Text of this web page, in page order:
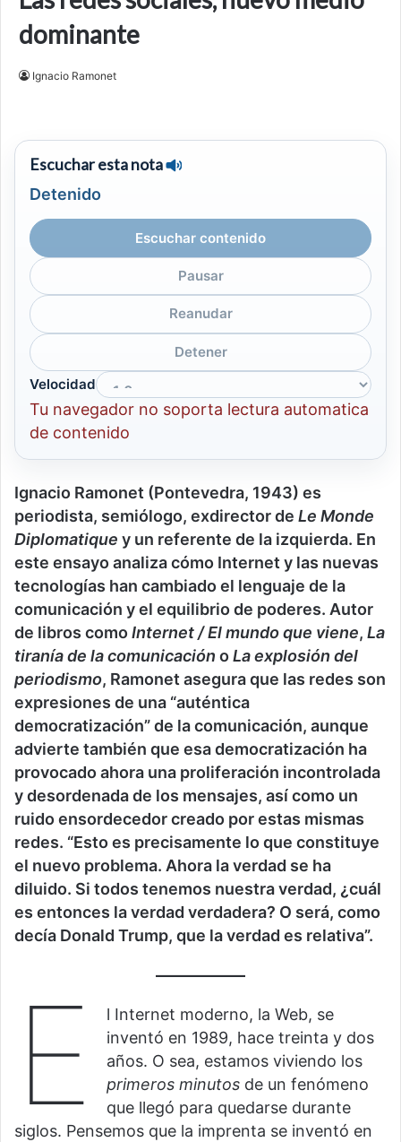
dominante
Ignacio Ramonet
Escuchar esta nota
Detenido
Escuchar contenido
Pausar
Reanudar
Detener
Velocidad
Tu navegador no soporta lectura automatica
de contenido
Ignacio Ramonet (Pontevedra, 1943) es
periodista, semiólogo, exdirector de Le Monde
Diplomatique y un referente de la izquierda. En
este ensayo analiza cómo Internet y las nuevas
tecnologías han cambiado el lenguaje de la
comunicación y el equilibrio de poderes. Autor
de libros comoInternet / El mundo que viene, La
tiranía de la comunicación oLa explosión del
periodismo, Ramonet asegura que las redes son
expresiones de una “auténtica
democratización” de la comunicación, aunque
advierte también que esa democratización ha
provocado ahora una proliferación incontrolada
y desordenada de los mensajes, así como un
ruido ensordecedor creado por estas mismas
redes. “Esto es precisamente lo que constituye
el nuevo problema. Ahora la verdad se ha
diluido. Si todos tenemos nuestra verdad, ¿cuál
es entonces la verdad verdadera? O será, como
decía Donald Trump, que la verdad es relativa”.
E
l Internet moderno, la Web, se
inventó en 1989, hace treinta y dos
años. O sea, estamos viviendo los
primeros minutos de un fenómeno
que llegó para quedarse durante
siglos. Pensemos que la imprenta se inventó en